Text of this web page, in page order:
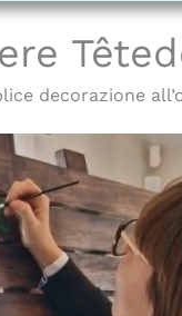
decorazione